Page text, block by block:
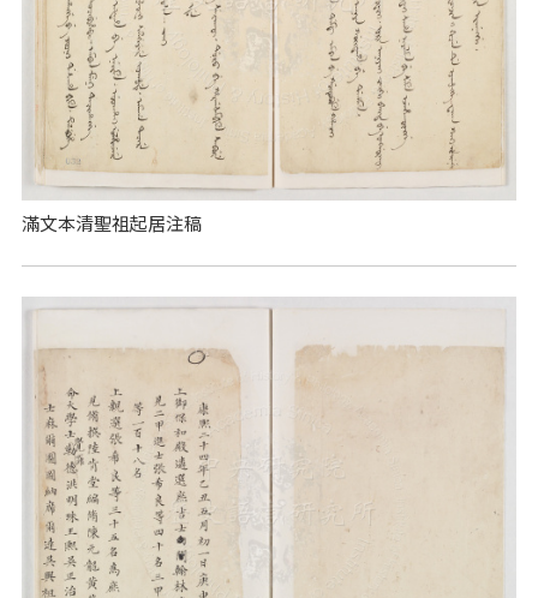
滿文本清聖祖起居注稿